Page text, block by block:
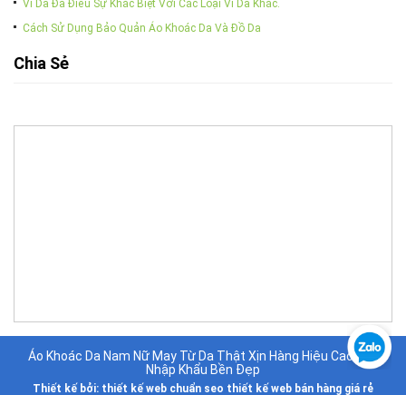
Ví Da Đà Điểu Sự Khác Biệt Với Các Loại Ví Da Khác.
Cách Sử Dụng Bảo Quản Áo Khoác Da Và Đồ Da
Chia Sẻ
Áo Khoác Da Nam Nữ May Từ Da Thật Xịn Hàng Hiệu Cao Cấp
Nhập Khẩu Bền Đẹp
Thiết kế bởi: thiết kế web chuẩn seo thiết kế web bán hàng giá rẻ